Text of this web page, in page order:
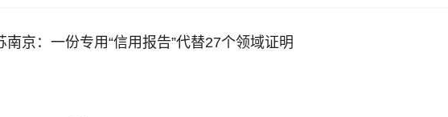
南京：一份专用“信用报告”代替27个领域证明